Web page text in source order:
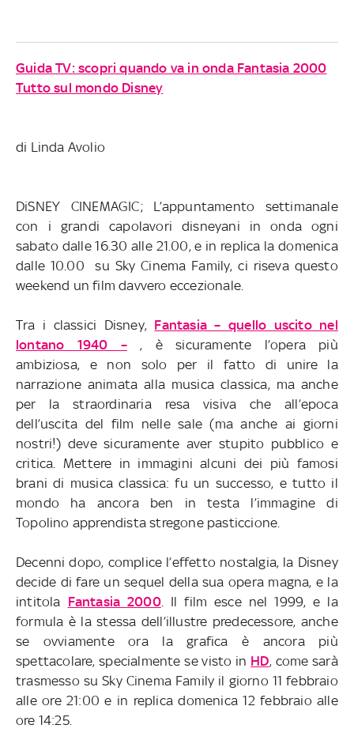
Guida TV: scopri quando va in onda Fantasia 2000
Tutto sul mondo Disney
di Linda Avolio
DiSNEY CINEMAGIC; L’appuntamento settimanale
con i grandi capolavori disneyani in onda ogni
sabato dalle 16.30 alle 21.00, e in replica la domenica
dalle 10.00 su Sky Cinema Family, ci riseva questo
weekend un film davvero eccezionale.
Tra i classici Disney, Fantasia – quello uscito nel
lontano 1940 –, è sicuramente l’opera più
ambiziosa, e non solo per il fatto di unire la
narrazione animata alla musica classica, ma anche
per la straordinaria resa visiva che all’epoca
dell’uscita del film nelle sale (ma anche ai giorni
nostri!) deve sicuramente aver stupito pubblico e
critica. Mettere in immagini alcuni dei più famosi
brani di musica classica: fu un successo, e tutto il
mondo ha ancora ben in testa l’immagine di
Topolino apprendista stregone pasticcione.
Decenni dopo, complice l’effetto nostalgia, la Disney
decide di fare un sequel della sua opera magna, e la
intitola Fantasia 2000. Il film esce nel 1999, e la
formula è la stessa dell’illustre predecessore, anche
se ovviamente ora la grafica è ancora più
spettacolare, specialmente se visto in HD, come sarà
trasmesso su Sky Cinema Family il giorno 11 febbraio
alle ore 21:00 e in replica domenica 12 febbraio alle
ore 14:25.